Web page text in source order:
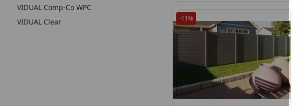
VIDUAL Comp-Co WPC
VIDUAL Clear
-11%